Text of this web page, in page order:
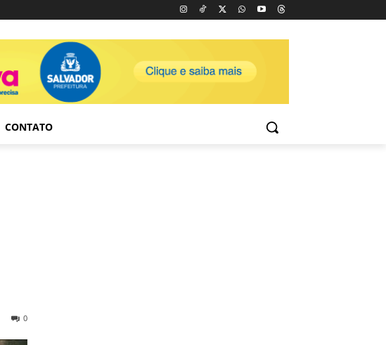
CONTATO
0